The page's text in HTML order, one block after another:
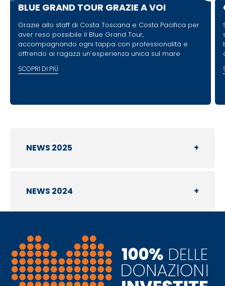
BLUE GRAND TOUR GRAZIE A VOI
Grazie allo staff di Costa Toscana e Costa Pacifica per
aver reso possibile il Blue Grand Tour,
accompagnando ogni tappa con professionalità e
offrendo ai ragazzi un’esperienza unica sul mare
SCOPRI DI PIÙ
NEWS 2025 +
NEWS 2024 +